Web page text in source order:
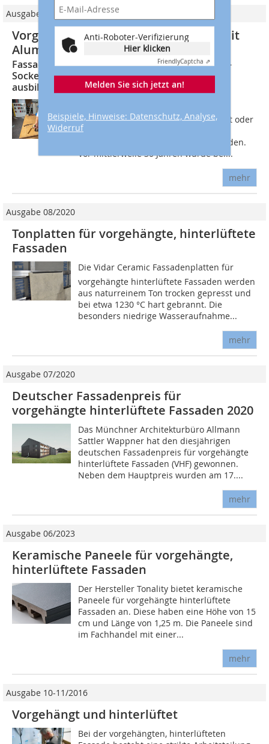
Anti-Roboter-Verifizierung
Hier klicken
FriendlyCaptcha ⇗
Melden Sie sich jetzt an!
Beispiele, Hinweise: Datenschutz, Analyse,
Widerruf
Ausgabe 04/2021
Vorgehängte hinterlüftete ­Fassade mit
Aluminiumpaneelen
Fassadenbekleidungen mit Prefa-Sidings: Teil 1 –
Sockelprofil herstellen – Innen- und Außenecke
ausbilden
Aluminium, die senkrecht, waagerecht oder
diagonal verlegt und als vorgehängte,
hinterlüftete Fassade ausgeführt werden.
Vor mittlerweile 30 Jahren wurde bei...
mehr
Ausgabe 08/2020
Tonplatten für vorgehängte, hinterlüftete
Fassaden
Die Vidar Ceramic Fassadenplatten für
vorgehängte hinterlüftete Fassaden werden
aus naturreinem Ton trocken gepresst und
bei etwa 1230 °C hart gebrannt. Die
besonders niedrige Wasseraufnahme...
mehr
Ausgabe 07/2020
Deutscher Fassadenpreis für
vorgehängte hinterlüftete Fassaden 2020
Das Münchner Architekturbüro Allmann
Sattler Wappner hat den diesjährigen
deutschen Fassadenpreis für vorgehängte
hinterlüftete Fassaden (VHF) gewonnen.
Neben dem Hauptpreis wurden am 17....
mehr
Ausgabe 06/2023
Keramische Paneele für vorgehängte,
hinterlüftete Fassaden
Der Hersteller Tonality bietet keramische
Paneele für vorgehängte hinterlüftete
Fassaden an. Diese haben eine Höhe von 15
cm und Länge von 1,25 m. Die Paneele sind
im Fachhandel mit einer...
mehr
Ausgabe 10-11/2016
Vorgehängt und hinterlüftet
Bei der vorgehängten, hinterlüfteten